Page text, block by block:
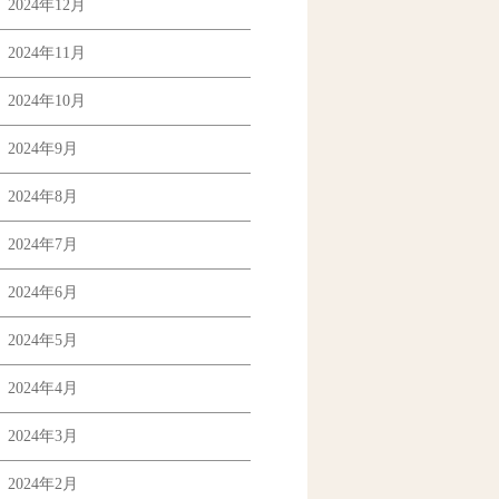
2024年12月
2024年11月
2024年10月
2024年9月
2024年8月
2024年7月
2024年6月
2024年5月
2024年4月
2024年3月
2024年2月